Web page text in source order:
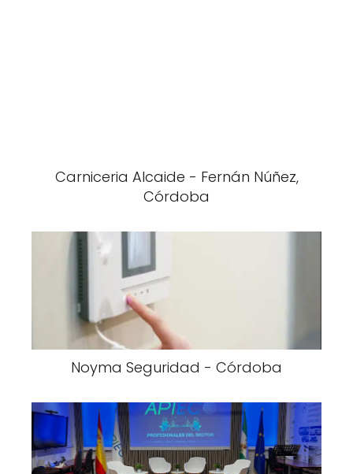
Carniceria Alcaide - Fernán Núñez,
Córdoba
Noyma Seguridad - Córdoba